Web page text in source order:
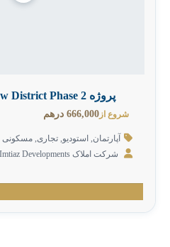
پروژه Raw District Phase 2 در جبل علی دبی
شروع از 666,000 درهم
آپارتمان,استودیو,تجاری ,مسکونی
شرکت املاک Imtiaz Developments (امتیاز)